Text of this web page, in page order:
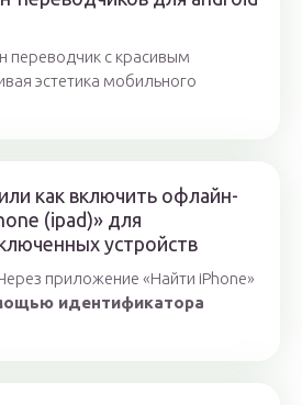
переводчик с красивым
эстетика мобильного
как включить офлайн-
(ipad)» для
устройств
приложение «Найти iPhone»
идентификатора